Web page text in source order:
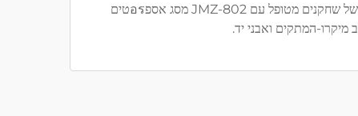
הגדרת חום מתאימה (40°C/45°C) וכן טווחי מסג ובדים מותאמים שיכולים להוצע בזכות 50+ המהנדסים שלנו. למשל, דלקורט של שחקנים מטופל עם JMZ-802 מסג אספอรטים